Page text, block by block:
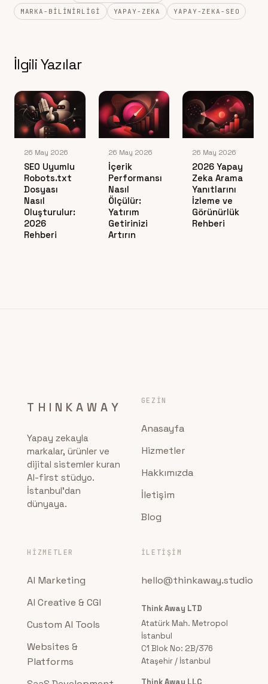
MARKA-BILINIRLIGI
YAPAY-ZEKA YAPAY-ZEKA-SEO
İlgili Yazılar
26 May 2026
SEO Uyumlu
Robots.txt
Dosyası
Nasıl
Oluşturulur:
2026
Rehberi
26 May 2026
İçerik
Performansı
Nasıl
Ölçülür:
Yatırım
Getirinizi
Artırın
26 May 2026
2026 Yapay
Zeka Arama
Yanıtlarını
İzleme ve
Görünürlük
Rehberi
THINKAWAY
Yapay zekayla
markalar, ürünler ve
dijital sistemler kuran
AI-first stüdyo.
İstanbul'dan
dünyaya.
GEZIN
Anasayfa
Hizmetler
Hakkımızda
İletişim
Blog
HIZMETLER
AI Marketing
AI Creative & CGI
Custom AI Tools
Websites &
Platforms
İLETIŞIM
hello@thinkaway.studio
Think Away LTD
Atatürk Mah. Metropol
İstanbul
C1 Blok No: 2B/376
Ataşehir / İstanbul